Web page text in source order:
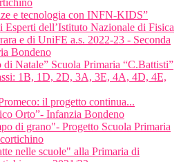
e tecnologia con INFN-KIDS”
Esperti dell’Istituto Nazionale di Fisica
e di UniFE a.s. 2022-23 - Seconda
Bondeno
di Natale” Scuola Primaria “C.Battisti”
1B, 1D, 2D, 3A, 3E, 4A, 4D, 4E,
il progetto continua...
Orto”- Infanzia Bondeno
di grano"- Progetto Scuola Primaria
nelle scuole" alla Primaria di